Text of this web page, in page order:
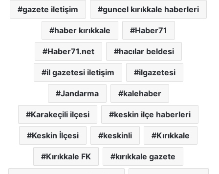
gazete iletişim guncel kırıkkale haberleri
haber kırıkkale Haber71
Haber71.net hacılar beldesi
il gazetesi iletişim ilgazetesi
Jandarma kalehaber
Karakeçili ilçesi keskin ilçe haberleri
Keskin İlçesi keskinli Kırıkkale
Kırıkkale FK kırıkkale gazete